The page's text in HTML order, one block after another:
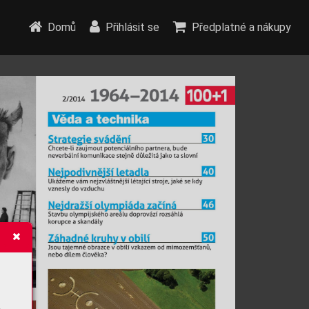
Domů Přihlásit se Předplatné a nákupy